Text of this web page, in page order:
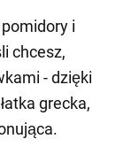
i
chcesz,
- dzięki
grecka,